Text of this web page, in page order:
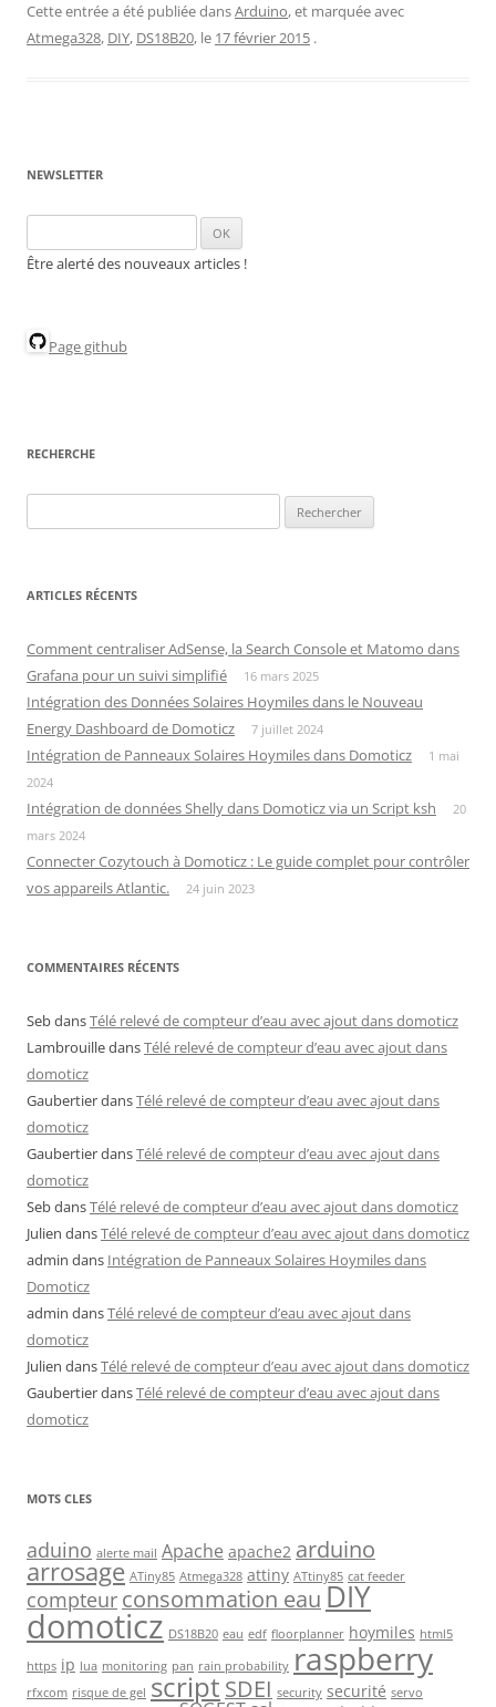
Cette entrée a été publiée dansArduino, et marquée avec
Atmega328, DIY, DS18B20, le 17 février 2015 .
NEWSLETTER
Être alerté des nouveaux articles !
Page github
RECHERCHE
ARTICLES RÉCENTS
Comment centraliser AdSense, la Search Console et Matomo dans
Grafana pour un suivi simplifié
16 mars 2025
Intégration des Données Solaires Hoymiles dans le Nouveau
Energy Dashboard de Domoticz
7 juillet 2024
Intégration de Panneaux Solaires Hoymiles dans Domoticz
1 mai
2024
Intégration de données Shelly dans Domoticz via un Script ksh
20
mars 2024
Connecter Cozytouch à Domoticz : Le guide complet pour contrôler
vos appareils Atlantic.
24 juin 2023
COMMENTAIRES RÉCENTS
SebdansTélé relevé de compteur d’eau avec ajout dans domoticz
LambrouilledansTélé relevé de compteur d’eau avec ajout dans
domoticz
GaubertierdansTélé relevé de compteur d’eau avec ajout dans
domoticz
GaubertierdansTélé relevé de compteur d’eau avec ajout dans
domoticz
SebdansTélé relevé de compteur d’eau avec ajout dans domoticz
Julien dansTélé relevé de compteur d’eau avec ajout dans domoticz
admin dans Intégration de Panneaux Solaires Hoymiles dans
Domoticz
admin dansTélé relevé de compteur d’eau avec ajout dans
domoticz
Julien dansTélé relevé de compteur d’eau avec ajout dans domoticz
GaubertierdansTélé relevé de compteur d’eau avec ajout dans
domoticz
MOTS CLES
aduino alerte mail Apache apache2 arduino
arrosage ATiny85 Atmega328 attiny ATtiny85 cat feeder
compteur consommation eauDIY
domoticz DS18B20 eau edf floorplanner hoymiles html5
https ip lua monitoring pan rain probability raspberry
rfxcom risque de gel script SDEI security securité servo